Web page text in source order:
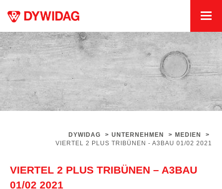
DYWIDAG > UNTERNEHMEN > MEDIEN
>
VIERTEL 2 PLUS TRIBÜNEN - A3BAU 01/02 2021
VIERTEL 2 PLUS TRIBÜNEN – A3BAU
01/02 2021